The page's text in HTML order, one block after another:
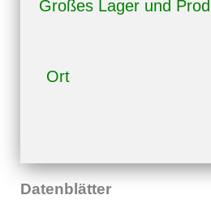
Großes Lager und
Ort
Datenblätter